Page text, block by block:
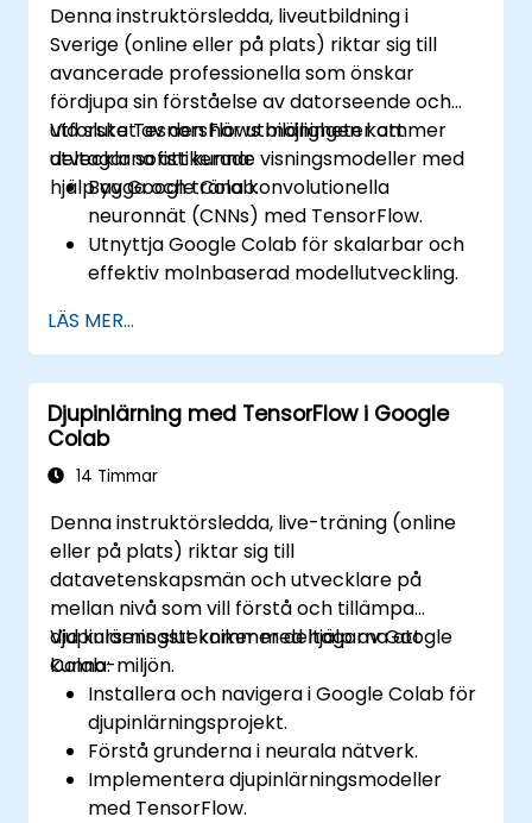
Denna instruktörsledda, liveutbildning i
Sverige (online eller på plats) riktar sig till
avancerade professionella som önskar
fördjupa sin förståelse av datorseende och
utforska TesnorsFlows möjligheter att
utveckla sofistikerade visningsmodeller med
hjälp av Google Colab.
Vid slutet av den här utbildningen kommer
deltagarna att kunna:
Bygga och träna konvolutionella
neuronnät (CNNs) med TensorFlow.
Utnyttja Google Colab för skalarbar och
effektiv molnbaserad modellutveckling.
bildförbearbetningsmetoder för
datorseendeuppgifter.
Distribuera datorseendemodeller för
praktiska tillämpningar.
Använda transfer learning för att
förbättra prestandan på CNN-modeller.
bildklassificeringsmodeller.
LÄS MER...
Djupinlärning med TensorFlow i Google
Colab
14 Timmar
Denna instruktörsledda, live-träning (online
eller på plats) riktar sig till
datavetenskapsmän och utvecklare på
mellan nivå som vill förstå och tillämpa
djupinlärningstekniker med hjälp av Google
Colab-miljön.
Vid kursens slut kommer deltagarna att
kunna:
Installera och navigera i Google Colab för
djupinlärningsprojekt.
Förstå grunderna i neurala nätverk.
Implementera djupinlärningsmodeller
med TensorFlow.